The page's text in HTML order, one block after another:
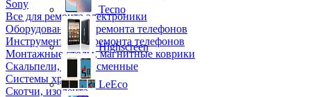
Sony
Все для ремонта электроники
Оборудование для ремонта телефонов
Инструменты для ремонта телефонов
Монтажные столы, магнитные коврики
Скальпели, лезвия сменные
Системы хранения
Скотчи, изолента
Tecno
Highscreen
LeEco